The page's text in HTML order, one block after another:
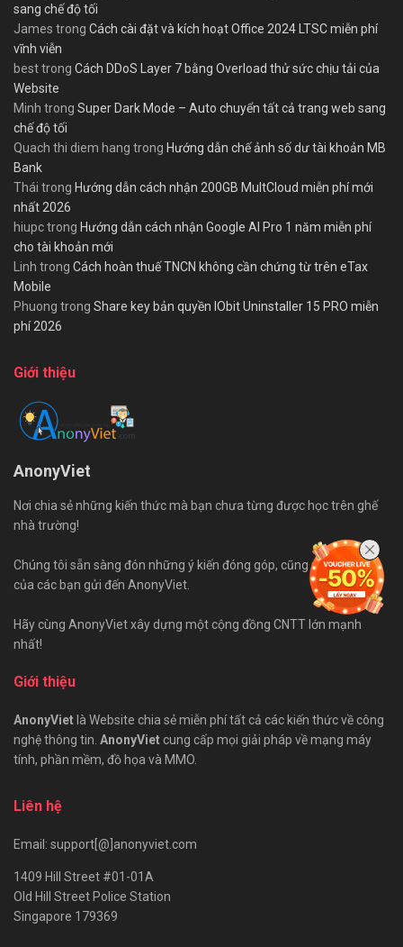
sang chế độ tối
James trong Cách cài đặt và kích hoạt Office 2024 LTSC miễn phí
vĩnh viễn
besttrong Cách DDoS Layer 7 bằng Overload thử sức chịu tải của
Website
Minh trong Super Dark Mode – Auto chuyển tất cả trang web sang
chế độ tối
Quach thi diem hang trong Hướng dẫn chế ảnh số dư tài khoản MB
Bank
Thái trong Hướng dẫn cách nhận 200GB MultCloud miễn phí mới
nhất 2026
hiupctrong Hướng dẫn cách nhận Google AI Pro 1 năm miễn phí
cho tài khoản mới
Linh trong Cách hoàn thuế TNCN không cần chứng từ trên eTax
Mobile
Phuong trong Share key bản quyền IObit Uninstaller 15 PRO miễn
phí 2026
Giới thiệu
AnonyViet
Nơi chia sẻ những kiến thức mà bạn chưa từng được học trên ghế
nhà trường!
Chúng tôi sẵn sàng đón những ý kiến đóng góp, cũng như bài viết
của các bạn gửi đến AnonyViet.
Hãy cùng AnonyViet xây dựng một cộng đồng CNTT lớn mạnh
nhất!
Giới thiệu
AnonyVietlà Website chia sẻ miễn phí tất cả các kiến thức về công
nghệ thông tin. AnonyViet cung cấp mọi giải pháp về mạng máy
tính, phần mềm, đồ họa và MMO.
Liên hệ
Email: support[@]anonyviet.com
1409 Hill Street #01-01A
Old Hill Street Police Station
Singapore 179369